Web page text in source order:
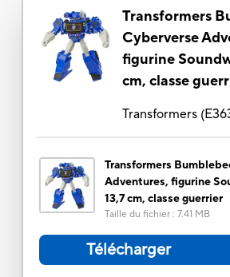
Transformers
Cyberverse
figurine
cm, classe
Transformers(
Transformers
Adventures, figurine
13,7 cm, classe guerrier
Taille du fichier: 7.41 MB
Télécharger